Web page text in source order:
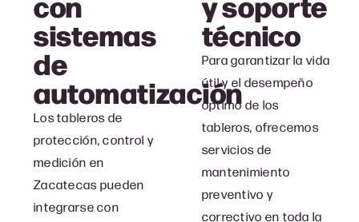
sistemas
de
automatización
Los tableros de
protección, control y
medición en
Zacatecas pueden
integrarse con
técnico
Para garantizar la vida
útil y el desempeño
óptimo de los
tableros, ofrecemos
servicios de
mantenimiento
preventivo y
correctivo en toda la